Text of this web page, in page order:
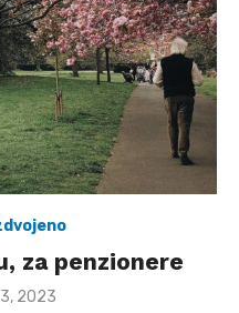
za penzionere
2023